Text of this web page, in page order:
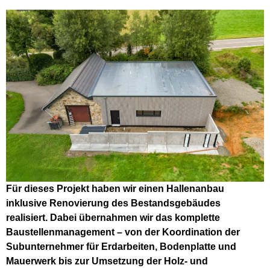
Für dieses Projekt haben wir einen Hallenanbau
inklusive Renovierung des Bestandsgebäudes
realisiert. Dabei übernahmen wir das komplette
Baustellenmanagement – von der Koordination der
Subunternehmer für Erdarbeiten, Bodenplatte und
Mauerwerk bis zur Umsetzung der Holz- und